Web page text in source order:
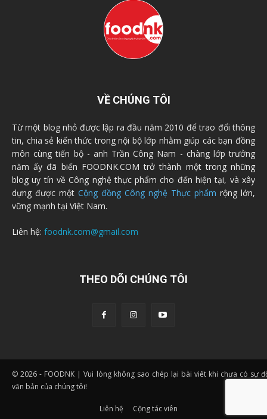
VỀ CHÚNG TÔI
Từ một blog nhỏ được lập ra đầu năm 2010 để trao đổi thông
tin, chia sẻ kiến thức trong nội bộ lớp nhằm giúp các bạn đồng
môn cùng tiến bộ - anh Trần Công Nam - chàng lớp trưởng
năm ấy đã biến FOODNK.COM trở thành một trong những
blog uy tín về Công nghệ thực phẩm cho đến hiện tại, và xây
dựng được một Cộng đồng Công nghệ Thực phẩm rộng lớn,
vững mạnh tại Việt Nam.
Liên hệ: foodnk.com@gmail.com
THEO DÕI CHÚNG TÔI
© 2026 - FOODNK | Vui lòng không sao chép lại bài viết khi chưa có sự
văn bản của chúng tôi!
Liên hệ Cộng tác viên